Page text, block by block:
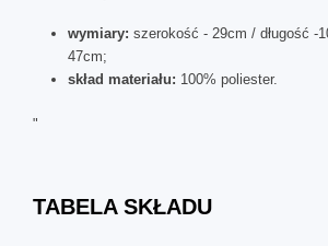
wymiary: szerokość - 29cm / długość -
47cm;
skład materiału: 100% poliester.
"
TABELA SKŁADU